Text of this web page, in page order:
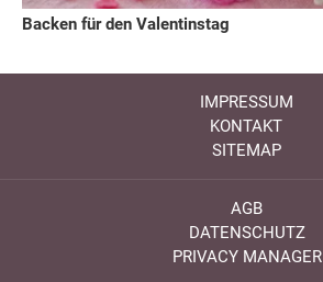
Backen für den Valentinstag
IMPRESSUM
KONTAKT
SITEMAP
AGB
DATENSCHUTZ
PRIVACY MANAGER